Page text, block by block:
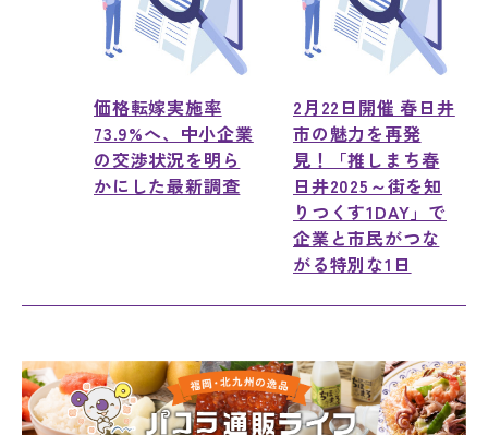
価格転嫁実施率
73.9%へ、中小企業
の交渉状況を明ら
かにした最新調査
2月22日開催 春日井
市の魅力を再発
見！「推しまち春
日井2025～街を知
りつくす1DAY」で
企業と市民がつな
がる特別な1日